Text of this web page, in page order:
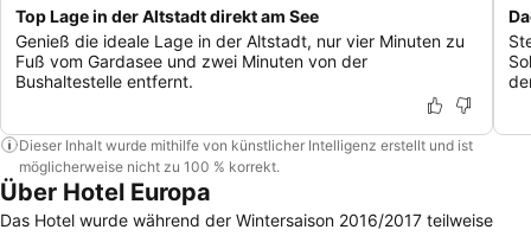
Top Lage in der Altstadt direkt am See
Genieß die ideale Lage in der Altstadt, nur vier Minuten zu
Fuß vom Gardasee und zwei Minuten von der
Bushaltestelle entfernt.
Dieser Inhalt wurde mithilfe von künstlicher Intelligenz erstellt und ist
möglicherweise nicht zu 100 % korrekt.
Über Hotel Europa
Das Hotel wurde während der Wintersaison 2016/2017 teilweise